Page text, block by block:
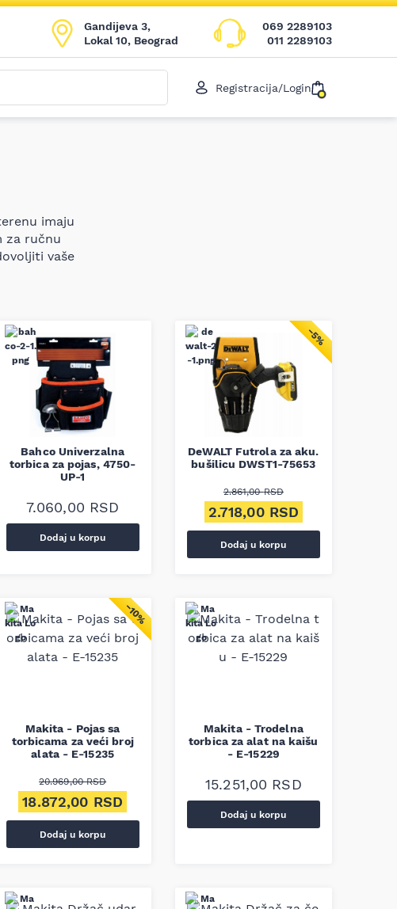
Gandijeva 3,
Lokal 10, Beograd
069 2289103
011 2289103
Registracija/Login
imaju
za ručnu
vaše
Bahco Univerzalna
torbica za pojas, 4750-
UP-1
7.060,00 RSD
Dodaj u korpu
−5%
DeWALT Futrola za aku.
bušilicu DWST1-75653
2.861,00RSD
Originalna cena je bila:
2.718,00 RSD
Dodaj u korpu
−10%
Makita - Pojas sa
torbicama za veći broj
alata - E-15235
20.969,00RSD
Originalna cena je bila: 20.969,00 RSD.
18.872,00 RSD Trenutna cena je: 18.872,00 RSD.
Dodaj u korpu
Makita - Trodelna
torbica za alat na kaišu
- E-15229
15.251,00 RSD
Dodaj u korpu